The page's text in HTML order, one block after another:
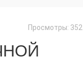
Просмотры: 352